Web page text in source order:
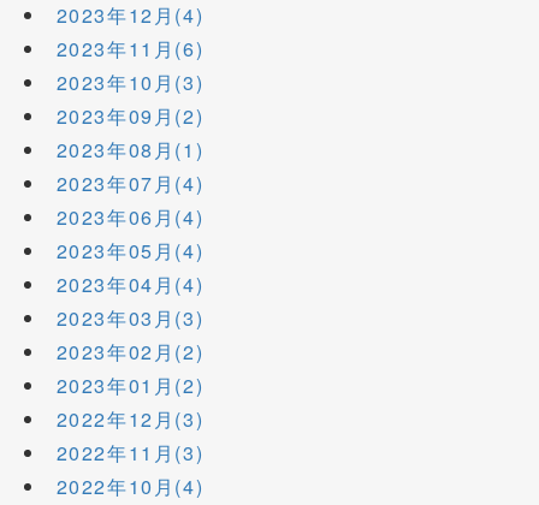
2023年12月(4)
2023年11月(6)
2023年10月(3)
2023年09月(2)
2023年08月(1)
2023年07月(4)
2023年06月(4)
2023年05月(4)
2023年04月(4)
2023年03月(3)
2023年02月(2)
2023年01月(2)
2022年12月(3)
2022年11月(3)
2022年10月(4)